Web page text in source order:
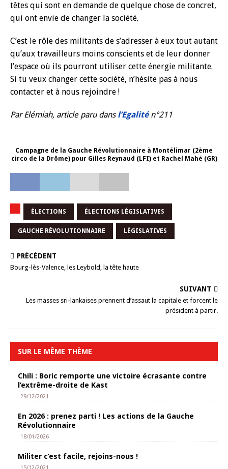
têtes qui sont en demande de quelque chose de concret,
qui ont envie de changer la société.
C’est le rôle des militants de s’adresser à eux tout autant
qu’aux travailleurs moins conscients et de leur donner
l’espace où ils pourront utiliser cette énergie militante.
Si tu veux changer cette société, n’hésite pas à nous
contacter et à nous rejoindre !
Par Elémiah, article paru dans l’Egalitén°211
Campagne de la Gauche Révolutionnaire à Montélimar (2ème
circo de la Drôme) pour Gilles Reynaud (LFI) et Rachel Mahé (GR)
ÉLECTIONS ÉLECTIONS LÉGISLATIVES
GAUCHE RÉVOLUTIONNAIRE LÉGISLATIVES
PRÉCÉDENT
Bourg-lès-Valence, les Leybold, la tête haute
SUIVANT
Les masses sri-lankaises prennent d’assaut la capitale et forcent le
président à partir.
SUR LE MÊME THÈME
Chili : Boric remporte une victoire écrasante contre
l’extrême-droite de Kast
29/12/2021
En 2026 : prenez parti ! Les actions de la Gauche
Révolutionnaire
18/01/2026
Militer c’est facile, rejoins-nous !